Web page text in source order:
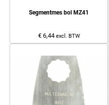
Segmentmes bol MZ41
€ 6,44 excl. BTW